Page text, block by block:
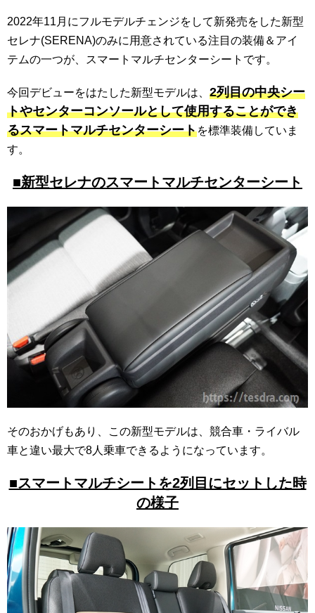
2022年11月にフルモデルチェンジをして新発売をした新型
セレナ(SERENA)のみに用意されている注目の装備＆アイ
テムの一つが、スマートマルチセンターシートです。
今回デビューをはたした新型モデルは、 2列目の中央シー
トやセンターコンソールとして使用することができ
るスマートマルチセンターシートを標準装備していま
す。
■新型セレナのスマートマルチセンターシート
そのおかげもあり、この新型モデルは、競合車・ライバル
車と違い最大で8人乗車できるようになっています。
■スマートマルチシートを2列目にセットした時
の様子